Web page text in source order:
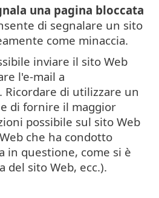
una pagina bloccata
di segnalare un sito
come minaccia.
inviare il sito Web
l'e-mail a
Ricordare di utilizzare un
di fornire il maggior
possibile sul sito Web
che ha condotto
in questione, come si è
del sito Web, ecc.).